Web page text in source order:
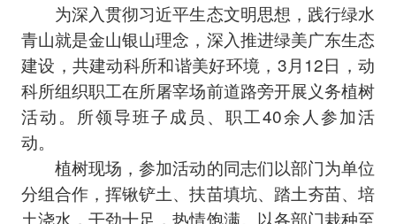
为深入贯彻习近平生态文明思想，践行绿水
青山就是金山银山理念，深入推进绿美广东生态
建设，共建动科所和谐美好环境，3月12日，动
科所组织职工在所屠宰场前道路旁开展义务植树
活动。所领导班子成员、职工40余人参加活
动。
植树现场，参加活动的同志们以部门为单位
分组合作，挥锹铲土、扶苗填坑、踏土夯苗、培
土浇水，干劲十足，热情饱满。以各部门栽种至